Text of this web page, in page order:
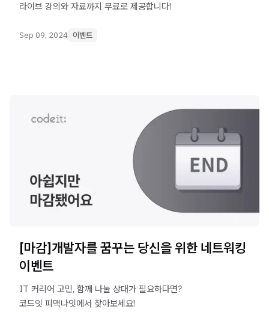
라이브 강의와 자료까지 무료로 제공합니다!
Sep 09, 2024 이벤트
[마감]개발자를 꿈꾸는 당신을 위한 네트워킹
이벤트
IT 커리어 고민, 함께 나눌 상대가 필요하다면?
코드잇 피맥나잇에서 찾아보세요!